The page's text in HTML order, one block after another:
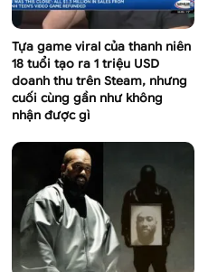
Tựa game viral của thanh niên
18 tuổi tạo ra 1 triệu USD
doanh thu trên Steam, nhưng
cuối cùng gần như không
nhận được gì